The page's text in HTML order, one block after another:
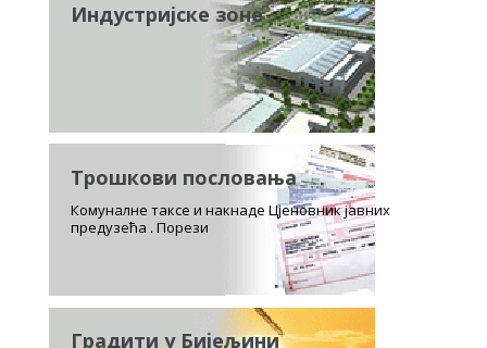
Индустријске зоне
Трошкови пословања
Комуналне таксе и накнаде Цјеновник јавних
предузећа . Порези
Градити у Бијељини